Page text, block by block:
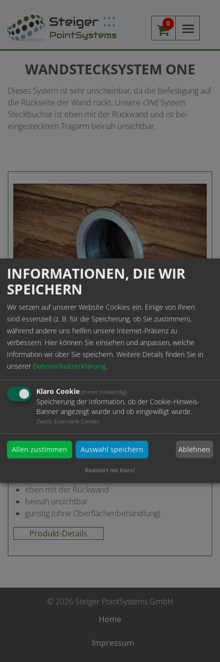
0
WANDSTECKSYSTEM ONE
Dieses System ist sehr unscheinbar, da die Befestigung auf
die Rückseite der Wand rückt. Unsere ONESystem
Steckbuchse ist eben mit der Rückwand und ist bei
eingestecktem Tragarm beinah unsichtbar.
ONE-System
UnserONE-System wirkt beinah unsichtbar, da die
Befestigung komplett auf die Rückseite verlagert
wurde. Dies ermöglicht einen auf der Sichtseite
Tragarm:
Ø6mm-Ø15mm
leicht-mittel
eben mit der Rückwand
beinah unsichtbar
günstig (ohne Oberflächenbehandlung)
Produkt-Details
© 2026 Steiger PointSystems GmbH
Home
Impressum
INFORMATIONEN, DIE WIR
SPEICHERN
Wir setzen auf unserer Website Cookies ein. Einige von ihnen
sind essenziell (z. B. für die Speicherung, ob Sie zustimmen),
während andere uns helfen unsere Internet-Präsenz zu
verbessern. Hier können Sie einsehen und anpassen, welche
Information wir über Sie speichern. Weitere Details finden Sie in
unserer Datenschutzerklärung.
Klaro Cookie(immer notwendig)
Speicherung der Information, ob der Cookie-Hinweis-
Banner angezeigt wurde und ob eingewilligt wurde.
Zweck: Essenzielle Cookies
Allen zustimmen Auswahl speichern Ablehnen
Realisiert mit Klaro!